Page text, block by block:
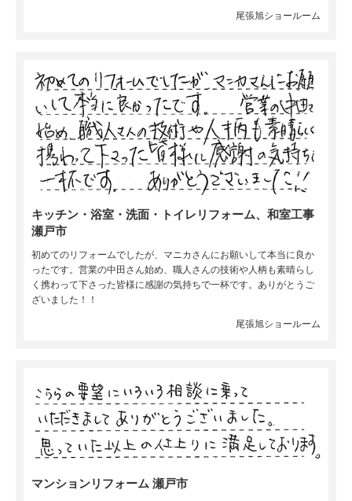
尾張旭ショールーム
キッチン・浴室・洗面・トイレリフォーム、和室工事
瀬戸市
初めてのリフォームでしたが、マニカさんにお願いして本当に良か
ったです。営業の中田さん始め、職人さんの技術や人柄も素晴らし
く携わって下さった皆様に感謝の気持ちで一杯です。ありがとうご
ざいました！！
尾張旭ショールーム
マンションリフォーム 瀬戸市